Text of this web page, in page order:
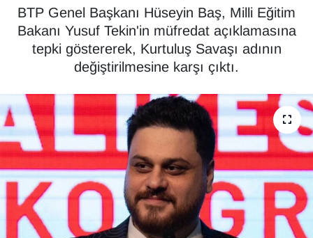
BTP Genel Başkanı Hüseyin Baş, Milli Eğitim
Bakanı Yusuf Tekin'in müfredat açıklamasına
tepki göstererek, Kurtuluş Savaşı adının
değiştirilmesine karşı çıktı.